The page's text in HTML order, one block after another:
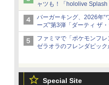
ャツも！「hololive Splash
ラインナップ公開＆オン
バーガーキング、2026年“
ーズ”第3弾「ダーティ ザ
8月7日発売
「特製ガーリックマヨソ
型チーズバーガー
ファミマで「ポケモンフ
ゼラオラのフレンダピッ
Special Site